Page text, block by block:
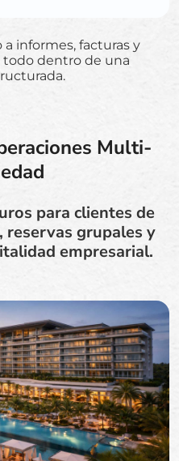
informes, facturas y
todo dentro de una
Multi-
para clientes de
reservas grupales y
empresarial.